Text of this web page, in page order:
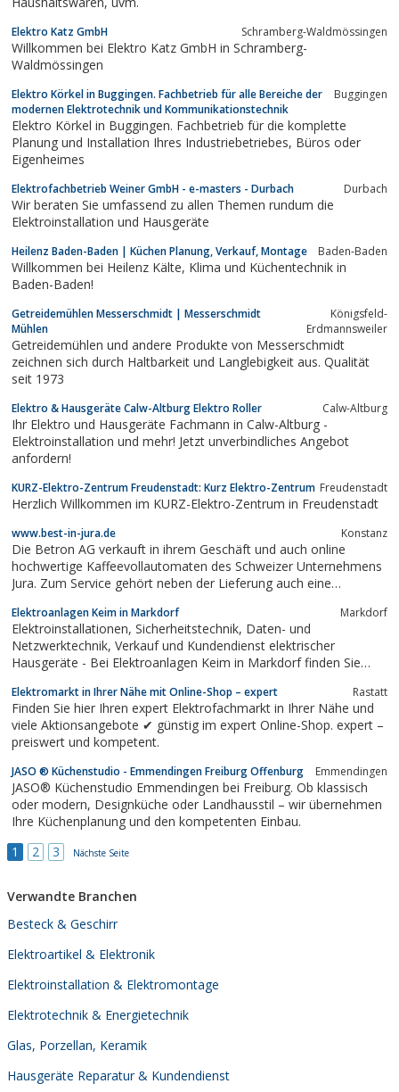
Elektro Katz GmbH Schramberg-Waldmössingen
Willkommen bei Elektro Katz GmbH in Schramberg-
Waldmössingen
Elektro Körkel in Buggingen. Fachbetrieb für alle Bereiche der
modernen Elektrotechnik und Kommunikationstechnik
Buggingen
Elektro Körkel in Buggingen. Fachbetrieb für die komplette
Planung und Installation Ihres Industriebetriebes, Büros oder
Eigenheimes
Elektrofachbetrieb Weiner GmbH - e-masters - Durbach Durbach
Wir beraten Sie umfassend zu allen Themen rundum die
Elektroinstallation und Hausgeräte
Heilenz Baden-Baden | Küchen Planung, Verkauf, Montage Baden-Baden
Willkommen bei Heilenz Kälte, Klima und Küchentechnik in
Baden-Baden!
Getreidemühlen Messerschmidt | Messerschmidt
Mühlen
Königsfeld-
Erdmannsweiler
Getreidemühlen und andere Produkte von Messerschmidt
zeichnen sich durch Haltbarkeit und Langlebigkeit aus. Qualität
seit 1973
Elektro & Hausgeräte Calw-Altburg Elektro Roller Calw-Altburg
Ihr Elektro und Hausgeräte Fachmann in Calw-Altburg -
Elektroinstallation und mehr! Jetzt unverbindliches Angebot
anfordern!
KURZ-Elektro-Zentrum Freudenstadt: Kurz Elektro-Zentrum Freudenstadt
Herzlich Willkommen im KURZ-Elektro-Zentrum in Freudenstadt
www.best-in-jura.de Konstanz
Die Betron AG verkauft in ihrem Geschäft und auch online
hochwertige Kaffeevollautomaten des Schweizer Unternehmens
Jura. Zum Service gehört neben der Lieferung auch eine
Elektroanlagen Keim in Markdorf Markdorf
Elektroinstallationen, Sicherheitstechnik, Daten- und
Netzwerktechnik, Verkauf und Kundendienst elektrischer
Hausgeräte - Bei Elektroanlagen Keim in Markdorf finden Sie
erwarten dürfen.
Elektromarkt in Ihrer Nähe mit Online-Shop – expert Rastatt
Finden Sie hier Ihren expert Elektrofachmarkt in Ihrer Nähe und
viele Aktionsangebote ✔ günstig im expert Online-Shop. expert –
preiswert und kompetent.
JASO ® Küchenstudio - Emmendingen Freiburg Offenburg Emmendingen
JASO® Küchenstudio Emmendingen bei Freiburg. Ob klassisch
oder modern, Designküche oder Landhausstil – wir übernehmen
Ihre Küchenplanung und den kompetenten Einbau.
1
2 3 Nächste Seite
Verwandte Branchen
Besteck & Geschirr
Elektroartikel & Elektronik
Elektroinstallation & Elektromontage
Elektrotechnik & Energietechnik
Glas, Porzellan, Keramik
Hausgeräte Reparatur & Kundendienst